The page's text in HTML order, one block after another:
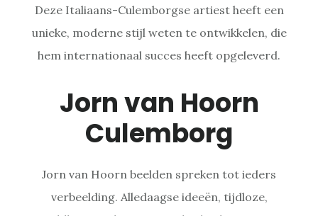
Deze Italiaans-Culemborgse artiest heeft een
unieke, moderne stijl weten te ontwikkelen, die
hem internationaal succes heeft opgeleverd.
Jorn van Hoorn
Culemborg
Jorn van Hoorn beelden spreken tot ieders
verbeelding. Alledaagse ideeën, tijdloze,